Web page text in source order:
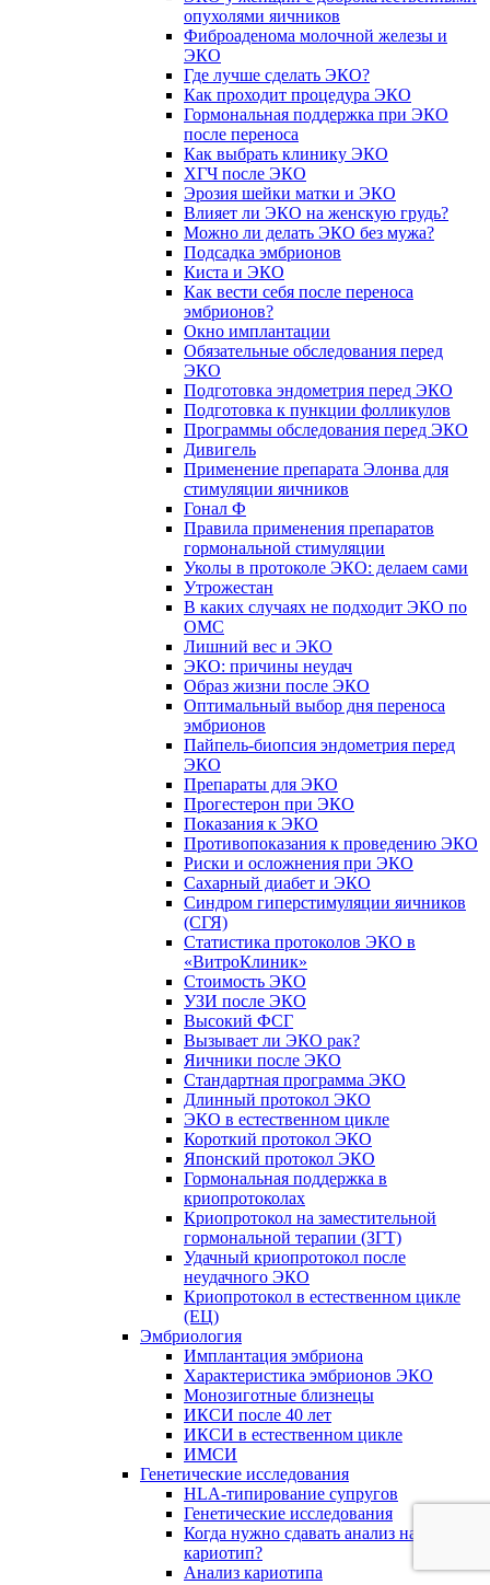
опухолями яичников
Фиброаденома молочной железы и
ЭКО
Где лучше сделать ЭКО?
Как проходит процедура ЭКО
Гормональная поддержка при ЭКО
после переноса
Как выбрать клинику ЭКО
ХГЧ после ЭКО
Эрозия шейки матки и ЭКО
Влияет ли ЭКО на женскую грудь?
Можно ли делать ЭКО без мужа?
Подсадка эмбрионов
Киста и ЭКО
Как вести себя после переноса
эмбрионов?
Окно имплантации
Обязательные обследования перед
ЭКО
Подготовка эндометрия перед ЭКО
Подготовка к пункции фолликулов
Программы обследования перед ЭКО
Дивигель
Применение препарата Элонва для
стимуляции яичников
Гонал Ф
Правила применения препаратов
гормональной стимуляции
Уколы в протоколе ЭКО: делаем сами
Утрожестан
В каких случаях не подходит ЭКО по
ОМС
Лишний вес и ЭКО
ЭКО: причины неудач
Образ жизни после ЭКО
Оптимальный выбор дня переноса
эмбрионов
Пайпель-биопсия эндометрия перед
ЭКО
Препараты для ЭКО
Прогестерон при ЭКО
Показания к ЭКО
Противопоказания к проведению ЭКО
Риски и осложнения при ЭКО
Сахарный диабет и ЭКО
Синдром гиперстимуляции яичников
(СГЯ)
Статистика протоколов ЭКО в
«ВитроКлиник»
Стоимость ЭКО
УЗИ после ЭКО
Высокий ФСГ
Вызывает ли ЭКО рак?
Яичники после ЭКО
Стандартная программа ЭКО
Длинный протокол ЭКО
ЭКО в естественном цикле
Короткий протокол ЭКО
Японский протокол ЭКО
Гормональная поддержка в
криопротоколах
Криопротокол на заместительной
гормональной терапии (ЗГТ)
Удачный криопротокол после
неудачного ЭКО
Криопротокол в естественном цикле
(ЕЦ)
Эмбриология
Имплантация эмбриона
Характеристика эмбрионов ЭКО
Монозиготные близнецы
ИКСИ после 40 лет
ИКСИ в естественном цикле
ИМСИ
Генетические исследования
HLA-типирование супругов
Генетические исследования
Когда нужно сдавать анализ на
кариотип?
Анализ кариотипа